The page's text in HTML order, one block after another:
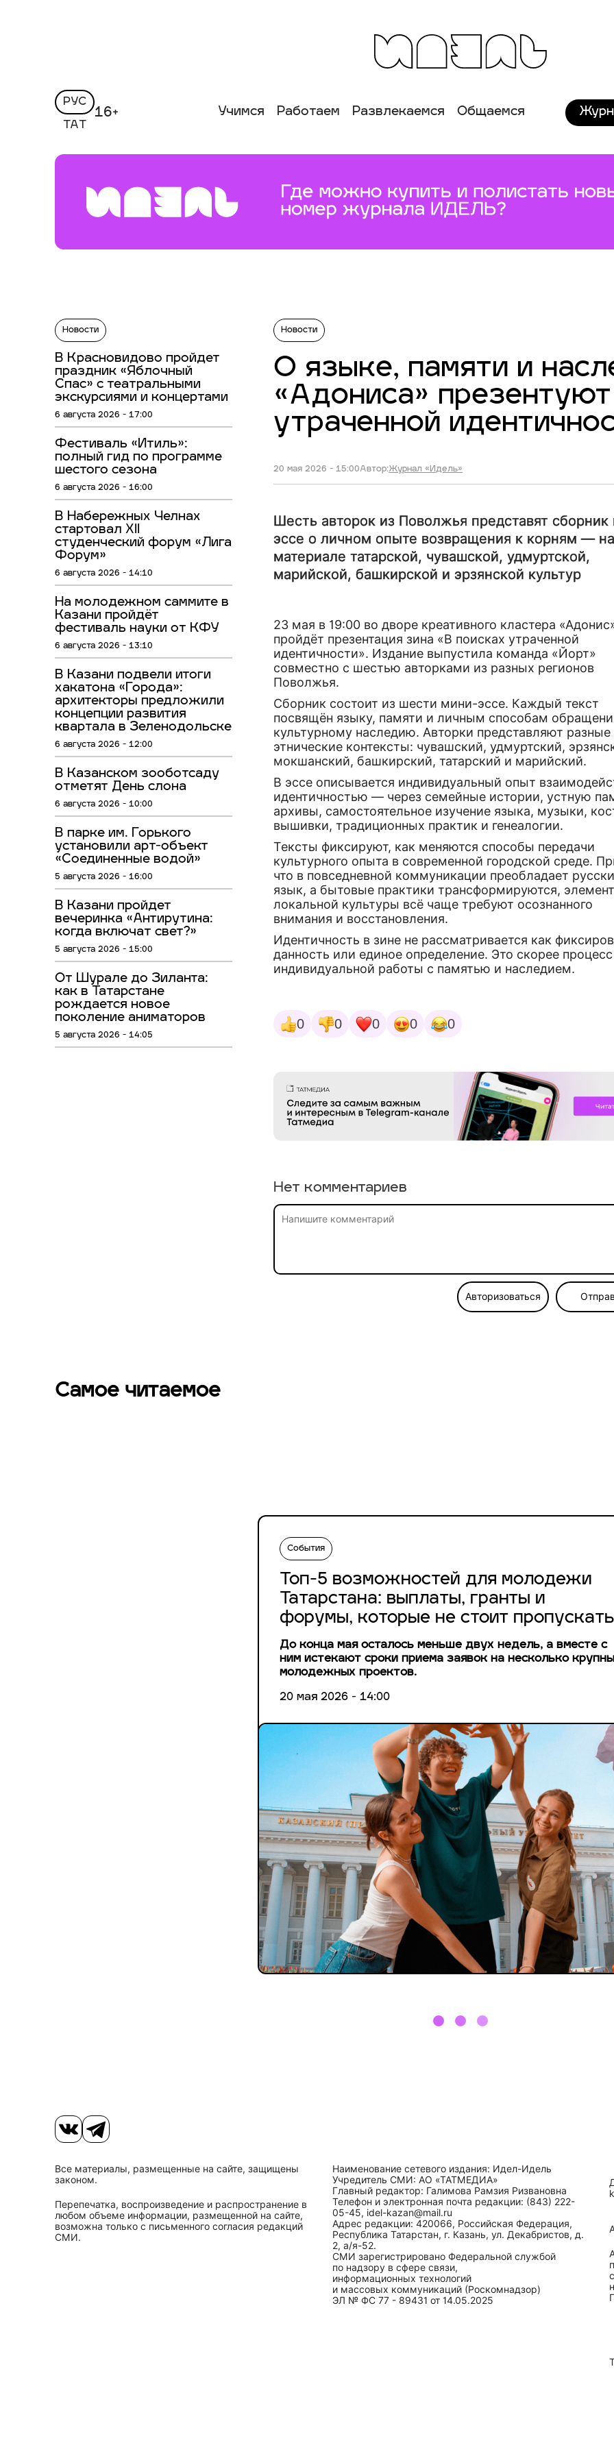
РУС
ТАТ
16+ Учимся Работаем Развлекаемся Общаемся
Новости
В Красновидово пройдет
праздник «Яблочный
Спас» с театральными
экскурсиями и концертами
6 августа 2026 - 17:00
Фестиваль «Итиль»:
полный гид по программе
шестого сезона
6 августа 2026 - 16:00
В Набережных Челнах
стартовал XII
студенческий форум «Лига
Форум»
6 августа 2026 - 14:10
На молодежном саммите в
Казани пройдёт
фестиваль науки от КФУ
6 августа 2026 - 13:10
В Казани подвели итоги
хакатона «Города»:
архитекторы предложили
концепции развития
квартала в Зеленодольске
6 августа 2026 - 12:00
В Казанском зооботсаду
отметят День слона
6 августа 2026 - 10:00
В парке им. Горького
установили арт-объект
«Соединенные водой»
5 августа 2026 - 16:00
В Казани пройдет
вечеринка «Антирутина:
когда включат свет?»
5 августа 2026 - 15:00
От Шурале до Зиланта:
как в Татарстане
рождается новое
поколение аниматоров
5 августа 2026 - 14:05
Новости
О языке, памяти и
«Адониса»
утраченной
20 мая 2026 - 15:00Автор:Журнал «Идель»
Шесть авторок из Поволжья представят
эссе о личном опыте возвращения к корням —
материале татарской, чувашской, удмуртской,
марийской, башкирской и эрзянской культур
23 мая в 19:00 во дворе креативного кластера
пройдёт презентация зина «В поисках утраченной
идентичности». Издание выпустила команда «Йорт»
совместно с шестью авторками из разных регионов
Поволжья.
Сборник состоит из шести мини-эссе. Каждый текст
посвящён языку, памяти и личным способам
культурному наследию. Авторки представляют разные
этнические контексты: чувашский, удмуртский,
мокшанский, башкирский, татарский и марийский.
В эссе описывается индивидуальный опыт
идентичностью — через семейные истории, устную
архивы, самостоятельное изучение языка, музыки,
вышивки, традиционных практик и генеалогии.
Тексты фиксируют, как меняются способы передачи
культурного опыта в современной городской среде.
что в повседневной коммуникации преобладает
язык, а бытовые практики трансформируются,
локальной культуры всё чаще требуют осознанного
внимания и восстановления.
Идентичность в зине не рассматривается как
данность или единое определение. Это скорее процесс
индивидуальной работы с памятью и наследием.
0 0 0 0 0
Нет комментариев
Авторизоваться
Самое читаемое
События
Топ-5 возможностей для молодежи
Татарстана: выплаты, гранты и
форумы, которые не стоит пропускать
До конца мая осталось меньше двух недель, а вместе с
ним истекают сроки приема заявок на несколько
молодежных проектов.
20 мая 2026 - 14:00
Все материалы, размещенные на сайте, защищены
законом.
Перепечатка, воспроизведение и распространение в
любом объеме информации, размещенной на сайте,
возможна только с письменного согласия редакций
СМИ.
Наименование сетевого издания: Идел-Идель
Учредитель СМИ: АО «ТАТМЕДИА»
Главный редактор: Галимова Рамзия Ризвановна
Телефон и электронная почта редакции: (843) 222-
05-45, idel-kazan@mail.ru
Адрес редакции: 420066, Российская Федерация,
Республика Татарстан, г. Казань, ул. Декабристов, д.
2, а/я-52.
СМИ зарегистрировано Федеральной службой
по надзору в сфере связи,
информационных технологий
и массовых коммуникаций (Роскомнадзор)
ЭЛ № ФС 77 - 89431 от 14.05.2025